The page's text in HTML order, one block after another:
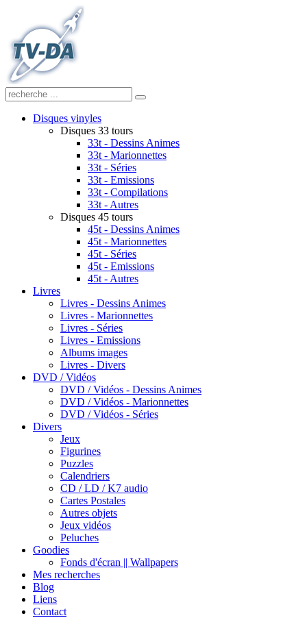
Disques vinyles
Disques 33 tours
33t - Dessins Animes
33t - Marionnettes
33t - Séries
33t - Emissions
33t - Compilations
33t - Autres
Disques 45 tours
45t - Dessins Animes
45t - Marionnettes
45t - Séries
45t - Emissions
45t - Autres
Livres
Livres - Dessins Animes
Livres - Marionnettes
Livres - Séries
Livres - Emissions
Albums images
Livres - Divers
DVD / Vidéos
DVD / Vidéos - Dessins Animes
DVD / Vidéos - Marionnettes
DVD / Vidéos - Séries
Divers
Jeux
Figurines
Puzzles
Calendriers
CD / LD / K7 audio
Cartes Postales
Autres objets
Jeux vidéos
Peluches
Goodies
Fonds d'écran || Wallpapers
Mes recherches
Blog
Liens
Contact